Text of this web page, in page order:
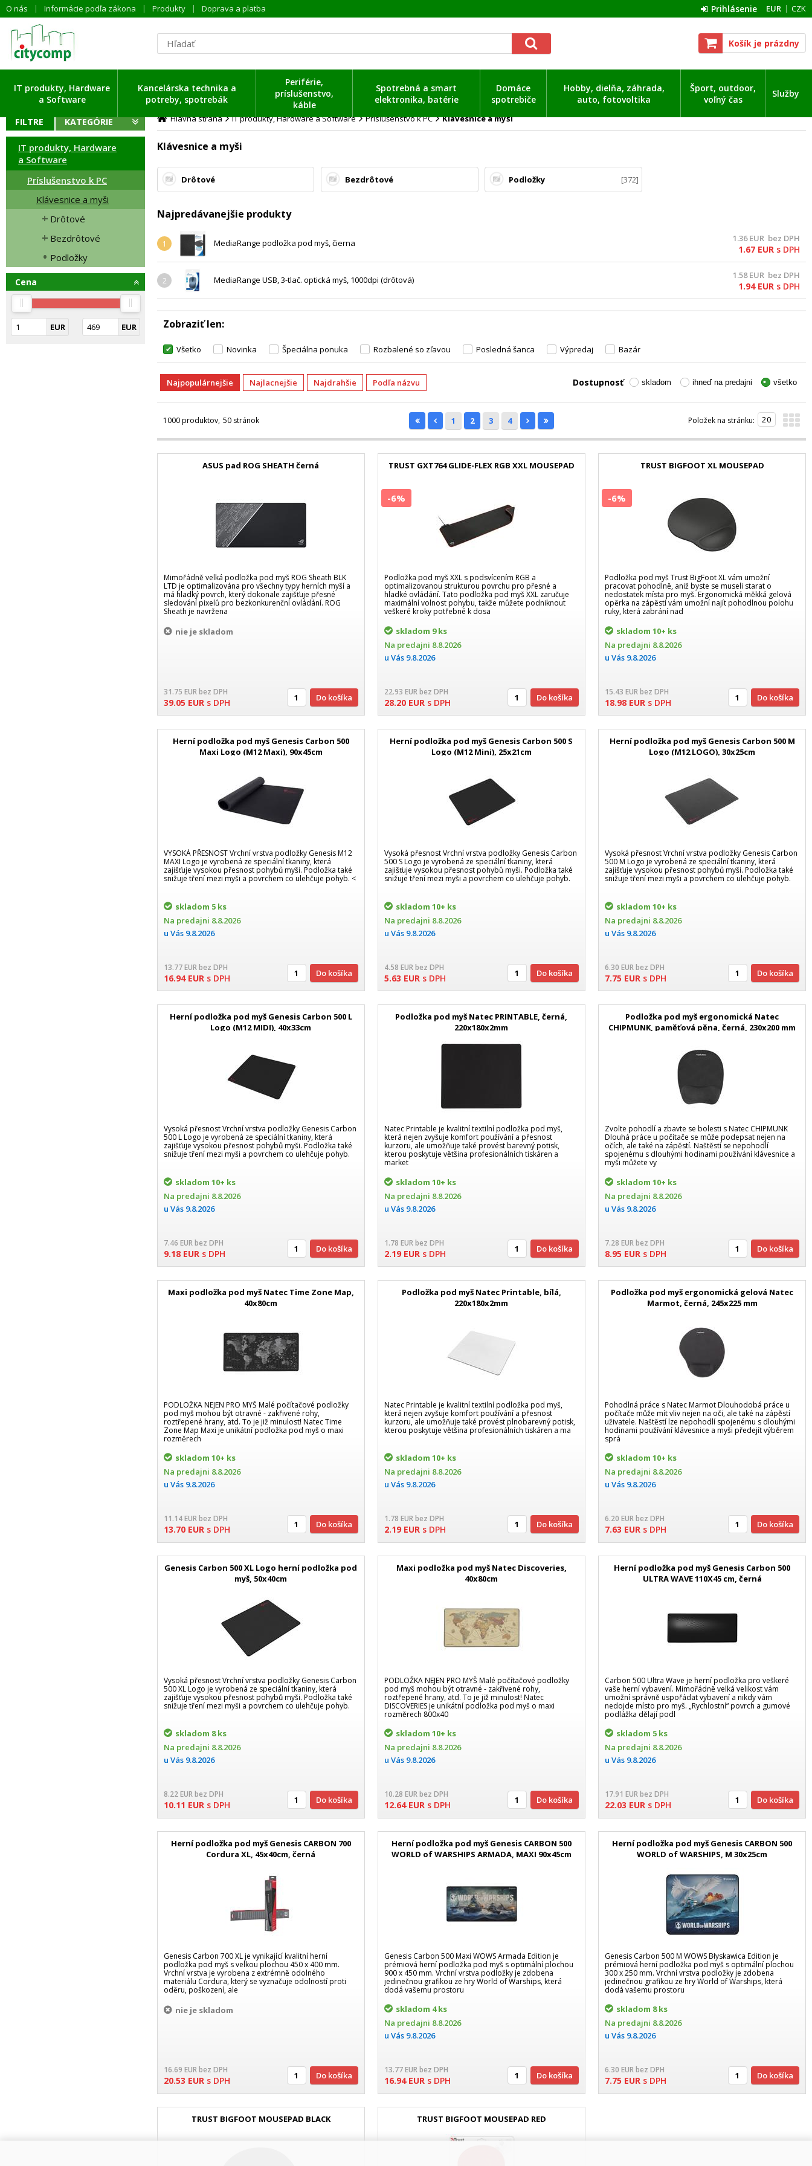
O nás Informácie podľa zákona Produkty Doprava a platba EUR CZK
Prihlásenie
Košík je prázdny
IT produkty, Hardware
a Software
Kancelárska technika a
potreby, spotrebák
Periférie,
príslušenstvo,
káble
Spotrebná a smart
elektronika, batérie
Domáce
spotrebiče
Hobby, dielňa, záhrada,
auto, fotovoltika
Šport, outdoor,
voľný čas
Služby
FILTRE KATEGÓRIE
IT produkty, Hardware
a Software
Príslušenstvo k PC
Klávesnice a myši
Drôtové
Bezdrôtové
Podložky
Cena
EUR EUR
Hlavná strana IT produkty, Hardware a Software Príslušenstvo k PC Klávesnice a myši
Klávesnice a myši
Drôtové Bezdrôtové Podložky 372
Najpredávanejšie produkty
1 MediaRange podložka pod myš, čierna 1.36EUR bez DPH
1.67 EUR s DPH
2 MediaRange USB, 3-tlač. optická myš, 1000dpi (drôtová) 1.58EUR bez DPH
1.94 EUR s DPH
Zobraziť len
Všetko Novinka Špeciálna ponuka Rozbalené so zľavou Posledná šanca Výpredaj Bazár
Najpopulárnejšie Najlacnejšie Najdrahšie Podľa názvu Dostupnosť skladom ihneď na predajni všetko
1000 produktov 50 stránok 1 2 3 4 Položek na stránku:
ASUS pad ROG SHEATH černá
Mimořádně velká podložka pod myš ROG Sheath BLK
LTD je optimalizována pro všechny typy herních myší a
má hladký povrch, který dokonale zajišťuje přesné
sledování pixelů pro bezkonkurenční ovládání. ROG
Sheath je navržena
nie je skladom
31.75 EURbez DPH
39.05 EUR s DPH Do košíka
TRUST GXT764 GLIDE-FLEX RGB XXL MOUSEPAD
Podložka pod myš XXL s podsvícením RGB a
optimalizovanou strukturou povrchu pro přesné a
hladké ovládání. Tato podložka pod myš XXL zaručuje
maximální volnost pohybu, takže můžete podniknout
veškeré kroky potřebné k dosa
skladom 9 ks
Na predajni 8.8.2026
u Vás 9.8.2026
22.93 EURbez DPH
28.20 EUR s DPH
-6%
Do košíka
TRUST BIGFOOT XL MOUSEPAD
Podložka pod myš Trust BigFoot XL vám umožní
pracovat pohodlně, aniž byste se museli starat o
nedostatek místa pro myš. Ergonomická měkká gelová
opěrka na zápěstí vám umožní najít pohodlnou polohu
ruky, která zabrání nad
skladom 10+ ks
Na predajni 8.8.2026
u Vás 9.8.2026
15.43 EURbez DPH
18.98 EUR s DPH
-6%
Do košíka
Herní podložka pod myš Genesis Carbon 500
Maxi Logo (M12 Maxi), 90x45cm
VYSOKÁ PŘESNOST Vrchní vrstva podložky Genesis M12
MAXI Logo je vyrobená ze speciální tkaniny, která
zajišťuje vysokou přesnost pohybů myši. Podložka také
snižuje tření mezi myši a povrchem co ulehčuje pohyb. <
skladom 5 ks
Na predajni 8.8.2026
u Vás 9.8.2026
13.77EURbez DPH
16.94EUR s DPH Do košíka
Herní podložka pod myš Genesis Carbon 500 S
Logo (M12 Mini), 25x21cm
Vysoká přesnost Vrchní vrstva podložky Genesis Carbon
500 S Logo je vyrobená ze speciální tkaniny, která
zajišťuje vysokou přesnost pohybů myši. Podložka také
snižuje tření mezi myši a povrchem co ulehčuje pohyb.
skladom 10+ ks
Na predajni 8.8.2026
u Vás 9.8.2026
4.58 EURbez DPH
5.63 EUR s DPH Do košíka
Herní podložka pod myš Genesis Carbon 500 M
Logo (M12 LOGO), 30x25cm
Vysoká přesnost Vrchní vrstva podložky Genesis Carbon
500 M Logo je vyrobená ze speciální tkaniny, která
zajišťuje vysokou přesnost pohybů myši. Podložka také
snižuje tření mezi myši a povrchem co ulehčuje pohyb.
skladom 10+ ks
Na predajni 8.8.2026
u Vás 9.8.2026
6.30 EURbez DPH
7.75 EUR s DPH Do košíka
Herní podložka pod myš Genesis Carbon 500 L
Logo (M12 MIDI), 40x33cm
Vysoká přesnost Vrchní vrstva podložky Genesis Carbon
500 L Logo je vyrobená ze speciální tkaniny, která
zajišťuje vysokou přesnost pohybů myši. Podložka také
snižuje tření mezi myši a povrchem co ulehčuje pohyb.
skladom 10+ ks
Na predajni 8.8.2026
u Vás 9.8.2026
7.46 EURbez DPH
9.18 EUR s DPH Do košíka
Podložka pod myš Natec PRINTABLE, černá,
220x180x2mm
Natec Printable je kvalitní textilní podložka pod myš,
která nejen zvyšuje komfort používání a přesnost
kurzoru, ale umožňuje také provést barevný potisk,
kterou poskytuje většina profesionálních tiskáren a
market
skladom 10+ ks
Na predajni 8.8.2026
u Vás 9.8.2026
1.78 EURbez DPH
2.19 EUR s DPH Do košíka
Podložka pod myš ergonomická Natec
CHIPMUNK, paměťová pěna, černá, 230x200 mm
Zvolte pohodlí a zbavte se bolesti s Natec CHIPMUNK
Dlouhá práce u počítače se může podepsat nejen na
očích, ale také na zápěstí. Naštěstí se nepohodlí
spojenému s dlouhými hodinami používání klávesnice a
myši můžete vy
skladom 10+ ks
Na predajni 8.8.2026
u Vás 9.8.2026
7.28 EURbez DPH
8.95 EUR s DPH Do košíka
Maxi podložka pod myš Natec Time Zone Map,
40x80cm
PODLOŽKA NEJEN PRO MYŠ Malé počítačové podložky
pod myš mohou být otravné - zakřivené rohy,
roztřepené hrany, atd. To je již minulost! Natec Time
Zone Map Maxi je unikátní podložka pod myš o maxi
rozměrech
skladom 10+ ks
Na predajni 8.8.2026
u Vás 9.8.2026
11.14EURbez DPH
13.70 EUR s DPH Do košíka
Podložka pod myš Natec Printable, bílá,
220x180x2mm
Natec Printable je kvalitní textilní podložka pod myš,
která nejen zvyšuje komfort používání a přesnost
kurzoru, ale umožňuje také provést plnobarevný potisk,
kterou poskytuje většina profesionálních tiskáren a ma
skladom 10+ ks
Na predajni 8.8.2026
u Vás 9.8.2026
1.78 EURbez DPH
2.19 EUR s DPH Do košíka
Podložka pod myš ergonomická gelová Natec
Marmot, černá, 245x225 mm
Pohodlná práce s Natec Marmot Dlouhodobá práce u
počítače může mít vliv nejen na oči, ale také na zápěstí
uživatele. Naštěstí lze nepohodlí spojenému s dlouhými
hodinami používání klávesnice a myši předejít výběrem
sprá
skladom 10+ ks
Na predajni 8.8.2026
u Vás 9.8.2026
6.20 EURbez DPH
7.63 EUR s DPH Do košíka
Genesis Carbon 500 XL Logo herní podložka pod
myš, 50x40cm
Vysoká přesnost Vrchní vrstva podložky Genesis Carbon
500 XL Logo je vyrobená ze speciální tkaniny, která
zajišťuje vysokou přesnost pohybů myši. Podložka také
snižuje tření mezi myši a povrchem co ulehčuje pohyb.
skladom 8 ks
Na predajni 8.8.2026
u Vás 9.8.2026
8.22EURbez DPH
10.11 EUR s DPH Do košíka
Maxi podložka pod myš Natec Discoveries,
40x80cm
PODLOŽKA NEJEN PRO MYŠ Malé počítačové podložky
pod myš mohou být otravné - zakřivené rohy,
roztřepené hrany, atd. To je již minulost! Natec
DISCOVERIES je unikátní podložka pod myš o maxi
rozměrech 800x40
skladom 10+ ks
Na predajni 8.8.2026
u Vás 9.8.2026
10.28 EURbez DPH
12.64EUR s DPH Do košíka
Herní podložka pod myš Genesis Carbon 500
ULTRA WAVE 110X45 cm, černá
Carbon 500 Ultra Wave je herní podložka pro veškeré
vaše herní vybavení. Mimořádně velká velikost vám
umožní správně uspořádat vybavení a nikdy vám
nedojde místo pro myš. „Rychlostní“ povrch a gumové
podlážka dělají podl
skladom 5 ks
Na predajni 8.8.2026
u Vás 9.8.2026
17.91 EURbez DPH
22.03 EUR s DPH Do košíka
Herní podložka pod myš Genesis CARBON 700
Cordura XL, 45x40cm, černá
Genesis Carbon 700 XL je vynikající kvalitní herní
podložka pod myš s velkou plochou 450 x 400 mm.
Vrchní vrstva je vyrobena z extrémně odolného
materiálu Cordura, který se vyznačuje odolností proti
oděru, poškození, ale
nie je skladom
16.69 EURbez DPH
20.53 EUR s DPH Do košíka
Herní podložka pod myš Genesis CARBON 500
WORLD of WARSHIPS ARMADA, MAXI 90x45cm
Genesis Carbon 500 Maxi WOWS Armada Edition je
prémiová herní podložka pod myš s optimální plochou
900 x 450 mm. Vrchní vrstva podložky je zdobena
jedinečnou grafikou ze hry World of Warships, která
dodá vašemu prostoru
skladom 4 ks
Na predajni 8.8.2026
u Vás 9.8.2026
13.77EURbez DPH
16.94EUR s DPH Do košíka
Herní podložka pod myš Genesis CARBON 500
WORLD of WARSHIPS, M 30x25cm
Genesis Carbon 500 M WOWS Błyskawica Edition je
prémiová herní podložka pod myš s optimální plochou
300 x 250 mm. Vrchní vrstva podložky je zdobena
jedinečnou grafikou ze hry World of Warships, která
dodá vašemu prostoru
skladom 8 ks
Na predajni 8.8.2026
u Vás 9.8.2026
6.30 EURbez DPH
7.75 EUR s DPH Do košíka
TRUST BIGFOOT MOUSEPAD BLACK TRUST BIGFOOT MOUSEPAD RED
dáta ...